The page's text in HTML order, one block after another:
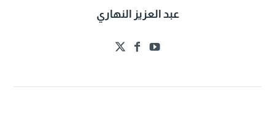
عبد العزيز النهاري